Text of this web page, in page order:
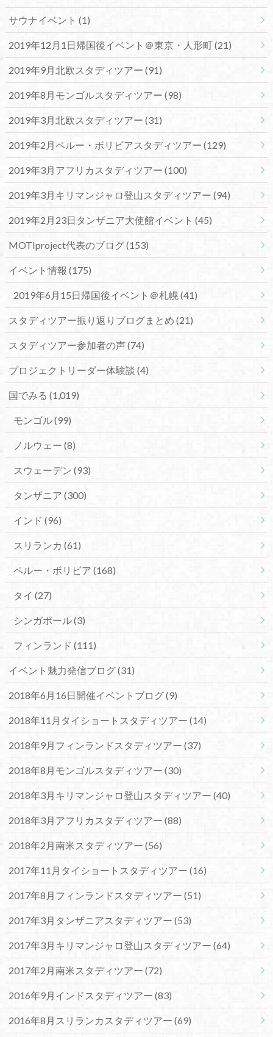
サウナイベント (1)
2019年12月1日帰国後イベント＠東京・人形町(21)
2019年9月北欧スタディツアー (91)
2019年8月モンゴルスタディツアー (98)
2019年3月北欧スタディツアー (31)
2019年2月ペルー・ボリビアスタディツアー (129)
2019年3月アフリカスタディツアー (100)
2019年3月キリマンジャロ登山スタディツアー (94)
2019年2月23日タンザニア大使館イベント (45)
MOTIproject代表のブログ(153)
イベント情報 (175)
2019年6月15日帰国後イベント＠札幌(41)
スタディツアー振り返りブログまとめ (21)
スタディツアー参加者の声(74)
プロジェクトリーダー体験談 (4)
国でみる (1,019)
モンゴル(99)
ノルウェー (8)
スウェーデン (93)
タンザニア (300)
インド (96)
スリランカ (61)
ペルー・ボリビア (168)
タイ (27)
シンガポール(3)
フィンランド (111)
イベント魅力発信ブログ(31)
2018年6月16日開催イベントブログ(9)
2018年11月タイショートスタディツアー (14)
2018年9月フィンランドスタディツアー (37)
2018年8月モンゴルスタディツアー (30)
2018年3月キリマンジャロ登山スタディツアー (40)
2018年3月アフリカスタディツアー (88)
2018年2月南米スタディツアー (56)
2017年11月タイショートスタディツアー (16)
2017年8月フィンランドスタディツアー (51)
2017年3月タンザニアスタディツアー (53)
2017年3月キリマンジャロ登山スタディツアー (64)
2017年2月南米スタディツアー (72)
2016年9月インドスタディツアー (83)
2016年8月スリランカスタディツアー (69)